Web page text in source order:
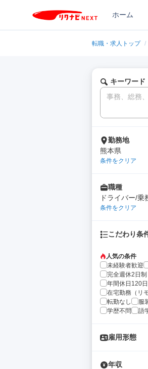
ホーム
転職・求人トップ /
キーワード
勤務地
熊本県
条件をクリア
職種
ドライバー/乗
条件をクリア
こだわり条
人気の条件
未経験者歓迎
完全週休2日制
年間休日120
在宅勤務（リ
転勤なし
服
学歴不問
語
雇用形態
年収